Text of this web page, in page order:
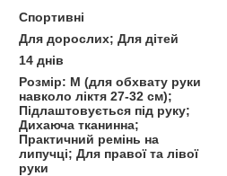
Спортивні
Для дорослих; Для дітей
14 днів
Розмір: M (для обхвату руки
навколо ліктя 27-32 см);
Підлаштовується під руку;
Дихаюча тканинна;
Практичний ремінь на
липучці; Для правої та лівої
руки